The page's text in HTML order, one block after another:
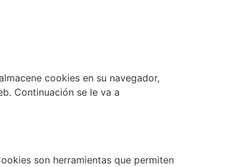
cookies en su navegador,
Continuación se le va a
son herramientas que permiten